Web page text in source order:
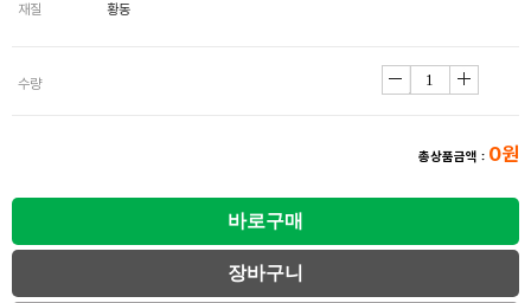
재질 황동
수량
총상품금액 : 0원